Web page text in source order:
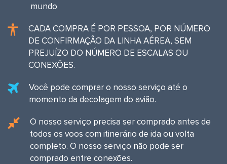
mundo
CADA COMPRA É POR PESSOA, POR NÚMERO
DE CONFIRMAÇÃO DA LINHA AÉREA, SEM
PREJUÍZO DO NÚMERO DE ESCALAS OU
CONEXÕES.
Você pode comprar o nosso serviço até o
momento da decolagem do avião.
O nosso serviço precisa ser comprado antes de
todos os voos com itinerário de ida ou volta
completo. O nosso serviço não pode ser
comprado entre conexões.